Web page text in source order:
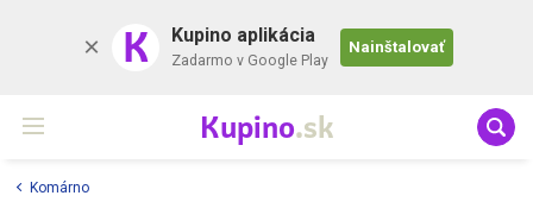
K Kupino aplikácia
Zadarmo v Google Play
Nainštalovať
Kupino.sk
Komárno